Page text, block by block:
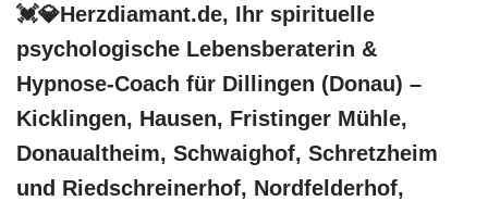
💓️💎Herzdiamant.de, Ihr spirituelle
psychologische Lebensberaterin &
Hypnose-Coach für Dillingen (Donau) –
Kicklingen, Hausen, Fristinger Mühle,
Donaualtheim, Schwaighof, Schretzheim
und Riedschreinerhof, Nordfelderhof,